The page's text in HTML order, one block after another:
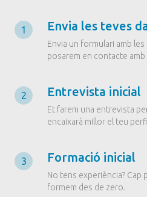
1 Envia les teves
Envia un formulari amb
posarem en contacte
2 Entrevista inicial
Et farem una entrevista
encaixarà millor el teu
3 Formació inicial
No tens experiència? Cap
formem des de zero.